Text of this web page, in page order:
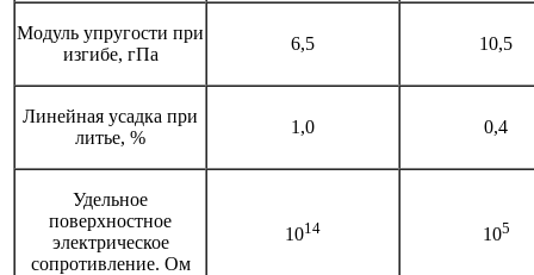
Модуль упругости при
изгибе, гПа
6,5 10,5
Линейная усадка при
литье, %
1,0 0,4
Удельное
поверхностное
электрическое
сопротивление. Ом
1014 105